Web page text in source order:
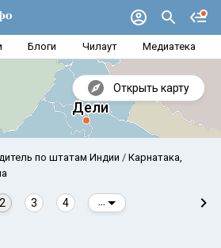
Блоги Чилаут Медиатека
Открыть карту
по штатам Индии
Карнатака,
2 3 4